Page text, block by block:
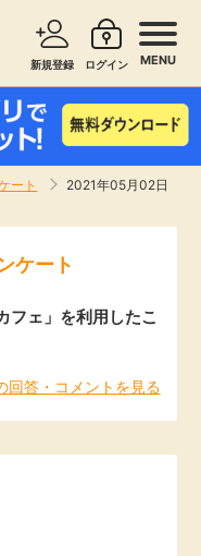
新規登録 ログイン MENU
ート 2021年05月02日
ョッピングで探す
ケート
フェ」を利用したこ
回答・コメントを見る